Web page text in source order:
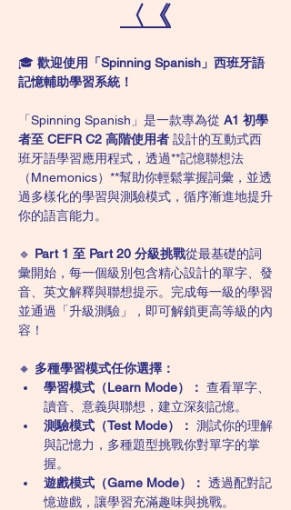
〈《
🎓 歡迎使用「Spinning Spanish」西班牙語
記憶輔助學習系統！
「Spinning Spanish」是一款專為從 A1 初學
者至 CEFR C2 高階使用者 設計的互動式西
班牙語學習應用程式，透過**記憶聯想法
（Mnemonics）**幫助你輕鬆掌握詞彙，並透
過多樣化的學習與測驗模式，循序漸進地提升
你的語言能力。
🔹 Part 1 至 Part 20 分級挑戰從最基礎的詞
彙開始，每一個級別包含精心設計的單字、發
音、英文解釋與聯想提示。完成每一級的學習
並通過「升級測驗」，即可解鎖更高等級的內
容！
🔸 多種學習模式任你選擇：
學習模式（Learn Mode）： 查看單字、
讀音、意義與聯想，建立深刻記憶。
測驗模式（Test Mode）： 測試你的理解
與記憶力，多種題型挑戰你對單字的掌
握。
遊戲模式（Game Mode）： 透過配對記
憶遊戲，讓學習充滿趣味與挑戰。